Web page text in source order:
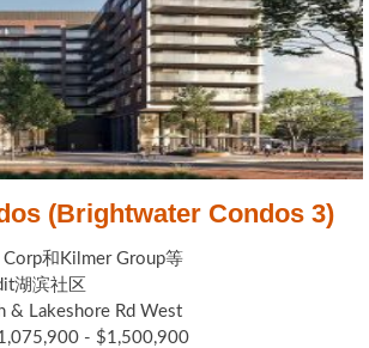
(Brightwater Condos 3)
和Kilmer Group等
湖滨社区
& Lakeshore Rd West
- $1,500,900